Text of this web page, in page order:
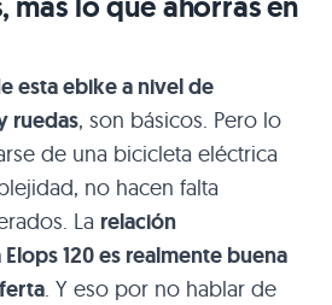
esta ebike a nivel de
ruedas, son básicos. Pero lo
de una bicicleta eléctrica
no hacen falta
La relación
120 es realmente buena
. Y eso por no hablar de